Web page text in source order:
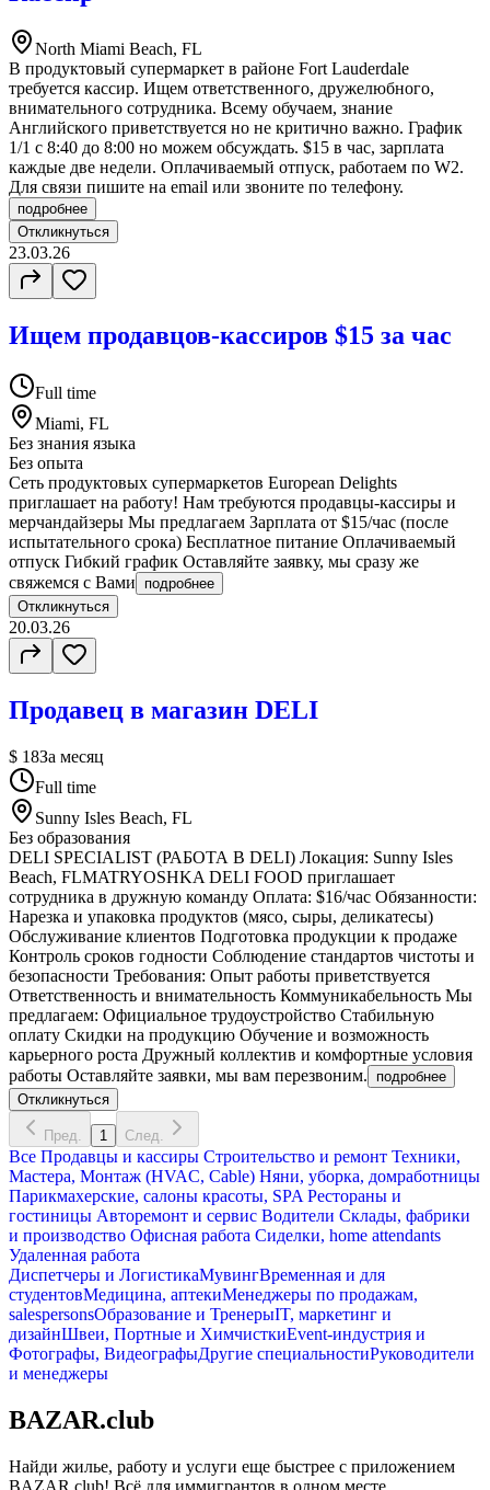
North Miami Beach, FL
В продуктовый супермаркет в районе Fort Lauderdale
требуется кассир. Ищем ответственного, дружелюбного,
внимательного сотрудника. Всему обучаем, знание
Английского приветствуется но не критично важно. График
1/1 с 8:40 до 8:00 но можем обсуждать. $15 в час, зарплата
каждые две недели. Оплачиваемый отпуск, работаем по W2.
Для связи пишите на email или звоните по телефону.
подробнее
Откликнуться
23.03.26
Ищем продавцов-кассиров $15 за час
Full time
Miami, FL
Без знания языка
Без опыта
Сеть продуктовых супермаркетов European Delights
приглашает на работу! Нам требуются продавцы-кассиры и
мерчандайзеры Мы предлагаем Зарплата от $15/час (после
испытательного срока) Бесплатное питание Оплачиваемый
отпуск Гибкий график Оставляйте заявку, мы сразу же
свяжемся с Вами
подробнее
Откликнуться
20.03.26
Продавец в магазин DELI
$ 18За месяц
Full time
Sunny Isles Beach, FL
Без образования
DELI SPECIALIST (РАБОТА В DELI) Локация: Sunny Isles
Beach, FLMATRYOSHKA DELI FOOD приглашает
сотрудника в дружную команду Оплата: $16/час Обязанности:
Нарезка и упаковка продуктов (мясо, сыры, деликатесы)
Обслуживание клиентов Подготовка продукции к продаже
Контроль сроков годности Соблюдение стандартов чистоты и
безопасности Требования: Опыт работы приветствуется
Ответственность и внимательность Коммуникабельность Мы
предлагаем: Официальное трудоустройство Стабильную
оплату Скидки на продукцию Обучение и возможность
карьерного роста Дружный коллектив и комфортные условия
работы Оставляйте заявки, мы вам перезвоним.
подробнее
Откликнуться
Пред. 1 След.
Все Продавцы и кассиры Строительство и ремонт Техники,
Мастера, Монтаж (HVAC, Cable) Няни, уборка, домработницы
Парикмахерские, салоны красоты, SPA Рестораны и
гостиницы Авторемонт и cервис Водители Склады, фабрики
и производство Офисная работа Сиделки, home attendants
Удаленная работа
Диспетчеры и ЛогистикаМувингВременная и для
студентовМедицина, аптекиМенеджеры по продажам,
salespersonsОбразование и ТренерыIT, маркетинг и
дизайнШвеи, Портные и ХимчисткиEvent-индустрия и
Фотографы, ВидеографыДругие специальностиРуководители
и менеджеры
BAZAR.club
Найди жилье, работу и услуги еще быстрее с приложением
BAZAR.club! Всё для иммигрантов в одном месте.